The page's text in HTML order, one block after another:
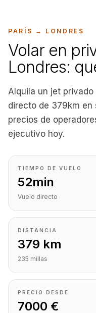
PARÍS → LONDRES
Volar en
Londres:
Alquila un jet privado
directo de 379km en
precios de
ejecutivo hoy.
TIEMPO DE VUELO
52min
Vuelo directo
DISTANCIA
379 km
235 millas
PRECIO DESDE
7000 €